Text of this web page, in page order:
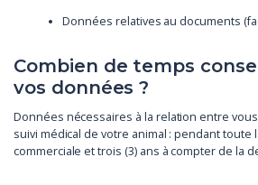
Données relatives au documents
Combien de temps
vos données ?
Données nécessaires à la relation entre
suivi médical de votre animal : pendant toute
commerciale et trois (3) ans à compter de la